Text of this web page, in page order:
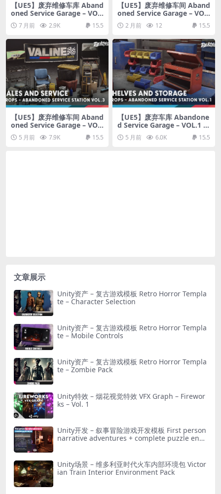
【UE5】废弃维修车库 Aband
oned Service Garage – VOL.
1 – Shelves and Storage
7 月前 2.9K 15.5
【UE5】废弃维修车间 Aband
oned Service Garage – VOL.
4 – Vehicles and Service Ma
chines
2 月前 12 15.5
【UE5】废弃维修车间 Aband
oned Service Garage – VOL.
3 – Sales and Service
5 月前 7.9K 15.5
【UE5】废弃车库 Abandone
d Service Garage – VOL.1 –
Shelves and Storage
5 月前 6.0K 15.5
文章展示
Unity资产 – 复古游戏模板 Retro Horror Templa
te – Character Selection
Unity资产 – 复古游戏模板 Retro Horror Templa
te – Mobile Controls
Unity资产 – 复古游戏模板 Retro Horror Templa
te – Zombie Pack
Unity特效 – 烟花视觉特效 VFX Graph – Firewor
ks – Vol. 1
Unity开发 – 叙事冒险游戏开发模板 First person
narrative adventures + complete puzzle engi
Unity场景 – 维多利亚时代火车内部环境包 Victor
ian Train Interior Environment Pack